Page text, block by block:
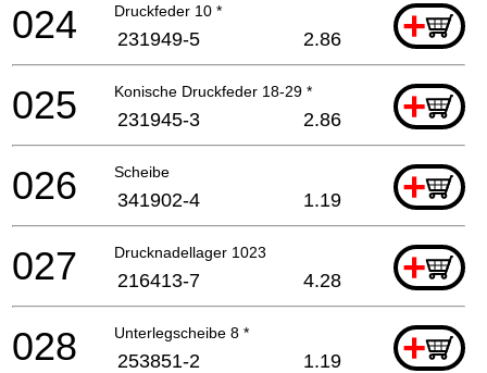
Druckfeder 10 * +
024 231949-5 2.86
Konische Druckfeder 18-29 * +
025 231945-3 2.86
Scheibe +
026 341902-4 1.19
Drucknadellager 1023 +
027 216413-7 4.28
Unterlegscheibe 8 * +
028 253851-2 1.19